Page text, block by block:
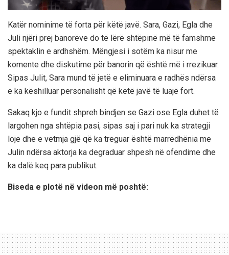
Katër nominime të forta për këtë javë. Sara, Gazi, Egla dhe
Juli njëri prej banorëve do të lërë shtëpinë më të famshme
spektaklin e ardhshëm. Mëngjesi i sotëm ka nisur me
komente dhe diskutime për banorin që është më i rrezikuar.
Sipas Julit, Sara mund të jetë e eliminuara e radhës ndërsa
e ka këshilluar personalisht që këtë javë të luajë fort.
Sakaq kjo e fundit shpreh bindjen se Gazi ose Egla duhet të
largohen nga shtëpia pasi, sipas saj i pari nuk ka strategji
loje dhe e vetmja gjë që ka treguar është marrëdhënia me
Julin ndërsa aktorja ka degraduar shpesh në ofendime dhe
ka dalë keq para publikut.
Biseda e plotë në videon më poshtë: